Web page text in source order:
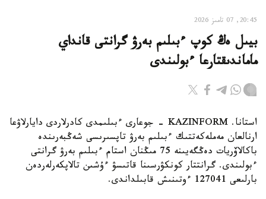
20:45, 07 تامىز 2026
بيىل ەڭ كوپ ءبىلىم بەرۋ گرانتى قانداي
ماماندىقتارعا ءبولىندى
استانا. KAZINFORM - جوعارى ءبىلىمدى كادرلاردى دايارلاۋعا
ارنالعان مەملەكەتتىك ءبىلىم بەرۋ تاپسىرىسى شەڭبەرىندە
باكالاۆريات دەڭگەيىنە 75 مىڭنان استام ءبىلىم بەرۋ گرانتى
ءبولىندى. گرانتتار كونكۋرسىنا قاتىسۋ ءۇشىن تالاپكەرلەردەن
بارلىعى 127041 ءوتىنىش قابىلداندى.